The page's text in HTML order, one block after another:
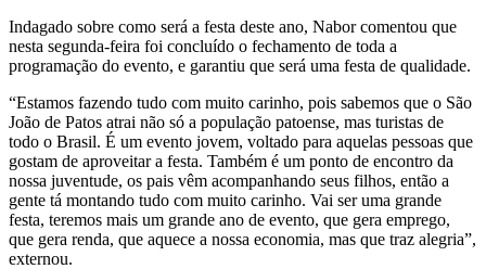
Indagado sobre como será a festa deste ano, Nabor comentou que
nesta segunda-feira foi concluído o fechamento de toda a
programação do evento, e garantiu que será uma festa de qualidade.
“Estamos fazendo tudo com muito carinho, pois sabemos que o São
João de Patos atrai não só a população patoense, mas turistas de
todo o Brasil. É um evento jovem, voltado para aquelas pessoas que
gostam de aproveitar a festa. Também é um ponto de encontro da
nossa juventude, os pais vêm acompanhando seus filhos, então a
gente tá montando tudo com muito carinho. Vai ser uma grande
festa, teremos mais um grande ano de evento, que gera emprego,
que gera renda, que aquece a nossa economia, mas que traz alegria”,
externou.